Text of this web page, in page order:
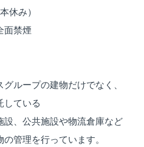
休み）
面禁煙
ループの建物だけでなく、
している
、公共施設や物流倉庫など
管理を行っています。